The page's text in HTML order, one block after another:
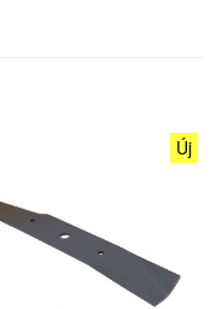
Új